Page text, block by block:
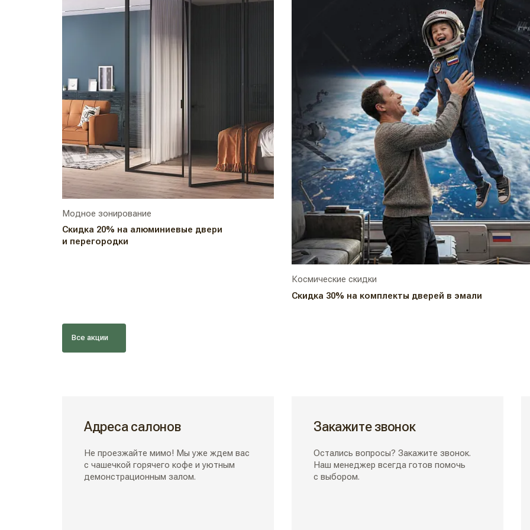
Модное зонирование
Скидка 20% на алюминиевые двери
и перегородки
Космические скидки
Скидка 30% на комплекты дверей в эмали
Все акции
Адреса салонов
Не проезжайте мимо! Мы уже ждем вас
с чашечкой горячего кофе и уютным
демонстрационным залом.
Закажите звонок
Остались вопросы? Закажите звонок.
Наш менеджер всегда готов помочь
с выбором.